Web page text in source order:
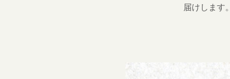
届けします。